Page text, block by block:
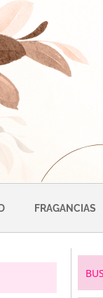
FRAGANCIAS